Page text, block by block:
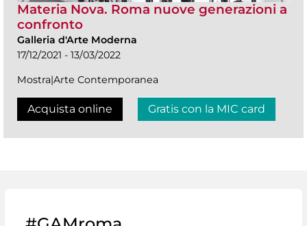
Materia Nova. Roma nuove generazioni a
confronto
Galleria d'Arte Moderna
17/12/2021 - 13/03/2022
Mostra|Arte Contemporanea
Acquista online Gratis con la MIC card